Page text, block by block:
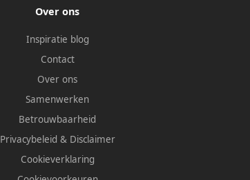
Over ons
Inspiratie blog
Contact
Over ons
Samenwerken
Betrouwbaarheid
Privacybeleid & Disclaimer
Cookieverklaring